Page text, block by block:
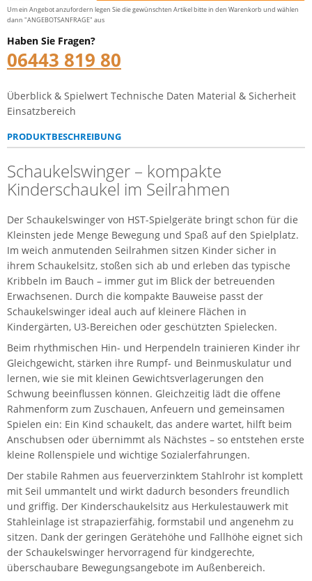
Um ein Angebot anzufordern legen Sie die gewünschten Artikel bitte in den Warenkorb und wählen
dann "ANGEBOTSANFRAGE" aus
Haben Sie Fragen?
06443 819 80
Überblick & Spielwert Technische Daten Material & Sicherheit
Einsatzbereich
PRODUKTBESCHREIBUNG
Schaukelswinger – kompakte
Kinderschaukel im Seilrahmen
Der Schaukelswinger von HST-Spielgeräte bringt schon für die
Kleinsten jede Menge Bewegung und Spaß auf den Spielplatz.
Im weich anmutenden Seilrahmen sitzen Kinder sicher in
ihrem Schaukelsitz, stoßen sich ab und erleben das typische
Kribbeln im Bauch – immer gut im Blick der betreuenden
Erwachsenen. Durch die kompakte Bauweise passt der
Schaukelswinger ideal auch auf kleinere Flächen in
Kindergärten, U3-Bereichen oder geschützten Spielecken.
Beim rhythmischen Hin- und Herpendeln trainieren Kinder ihr
Gleichgewicht, stärken ihre Rumpf- und Beinmuskulatur und
lernen, wie sie mit kleinen Gewichtsverlagerungen den
Schwung beeinflussen können. Gleichzeitig lädt die offene
Rahmenform zum Zuschauen, Anfeuern und gemeinsamen
Spielen ein: Ein Kind schaukelt, das andere wartet, hilft beim
Anschubsen oder übernimmt als Nächstes – so entstehen erste
kleine Rollenspiele und wichtige Sozialerfahrungen.
Der stabile Rahmen aus feuerverzinktem Stahlrohr ist komplett
mit Seil ummantelt und wirkt dadurch besonders freundlich
und griffig. Der Kinderschaukelsitz aus Herkulestauwerk mit
Stahleinlage ist strapazierfähig, formstabil und angenehm zu
sitzen. Dank der geringen Gerätehöhe und Fallhöhe eignet sich
der Schaukelswinger hervorragend für kindgerechte,
überschaubare Bewegungsangebote im Außenbereich.